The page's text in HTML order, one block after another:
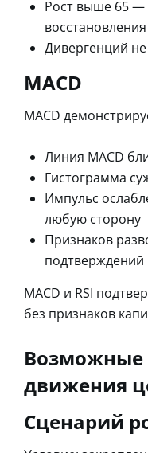
Рост выше 65 —
восстановления
Дивергенций
MACD
MACD
Линия MACD
Гистограмма
Импульс
любую сторону
Признаков
подтверждений
MACD и RSI
без признаков
Возможные
движения
Сценарий